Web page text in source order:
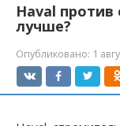
Haval против
лучше?
Опубликовано: 1